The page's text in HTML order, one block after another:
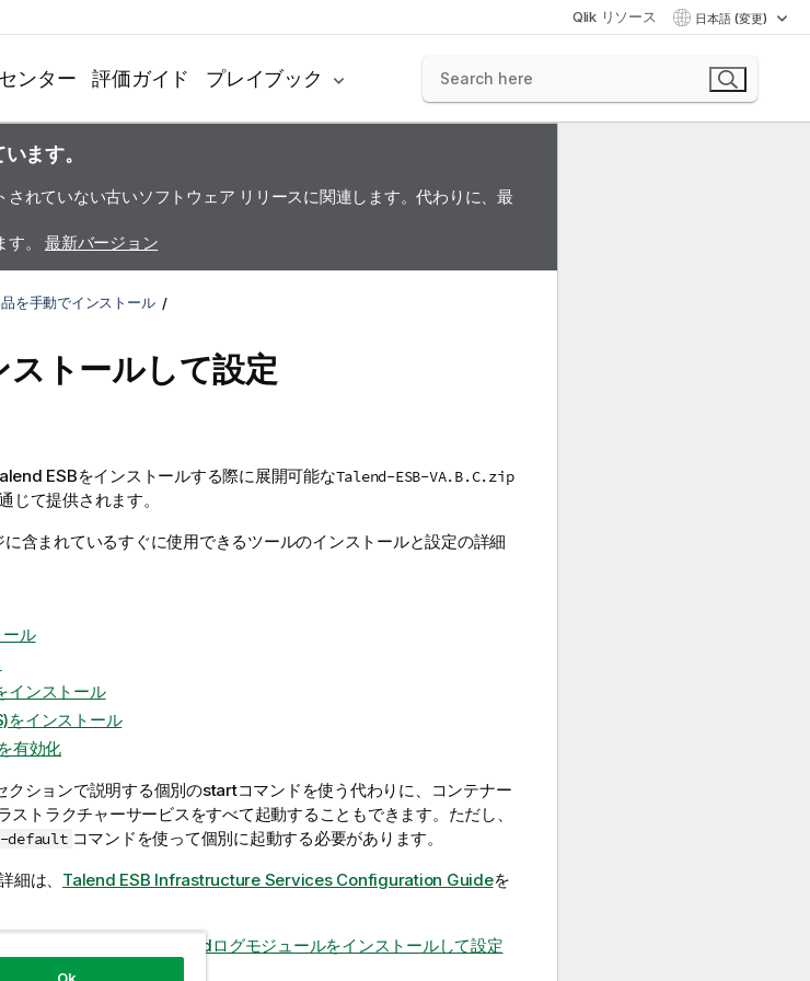
Qlik リソース 日本語 (変更)
ンター 評価ガイド プレイブック
ます。
れていない古いソフトウェア リリースに関連します。代わりに、最
。 最新バージョン
を手動でインストール
ストールして設定
ESBをインストールする際に展開可能なTalend-ESB-VA.B.C.zip
じて提供されます。
含まれているすぐに使用できるツールのインストールと設定の詳細
ル
ンストール
インストール
有効化
ションで説明する個別のstartコマンドを使う代わりに、コンテナー
ストラクチャーサービスをすべて起動することもできます。ただし、
default コマンドを使って個別に起動する必要があります。
細は、 Talend ESB Infrastructure Services Configuration Guideを
Talendログモジュールをインストールして設定
イド を参照してください。